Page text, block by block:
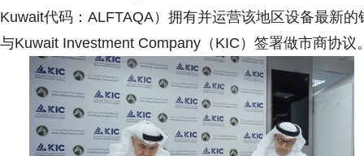
Kuwait代码：ALFTAQA）拥有并运营该地区设备最新
与Kuwait Investment Company（KIC）签署做市商协议